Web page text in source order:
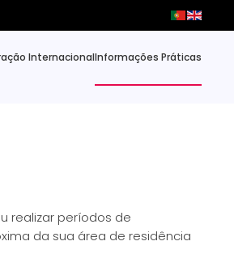
InternacionalInformações Práticas
realizar períodos de
da sua área de residência